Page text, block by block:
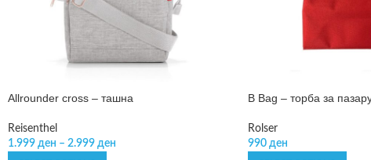
Allrounder cross – ташна
Reisenthel
1.999 ден – 2.999 ден
B Bag – торба за
Rolser
990 ден